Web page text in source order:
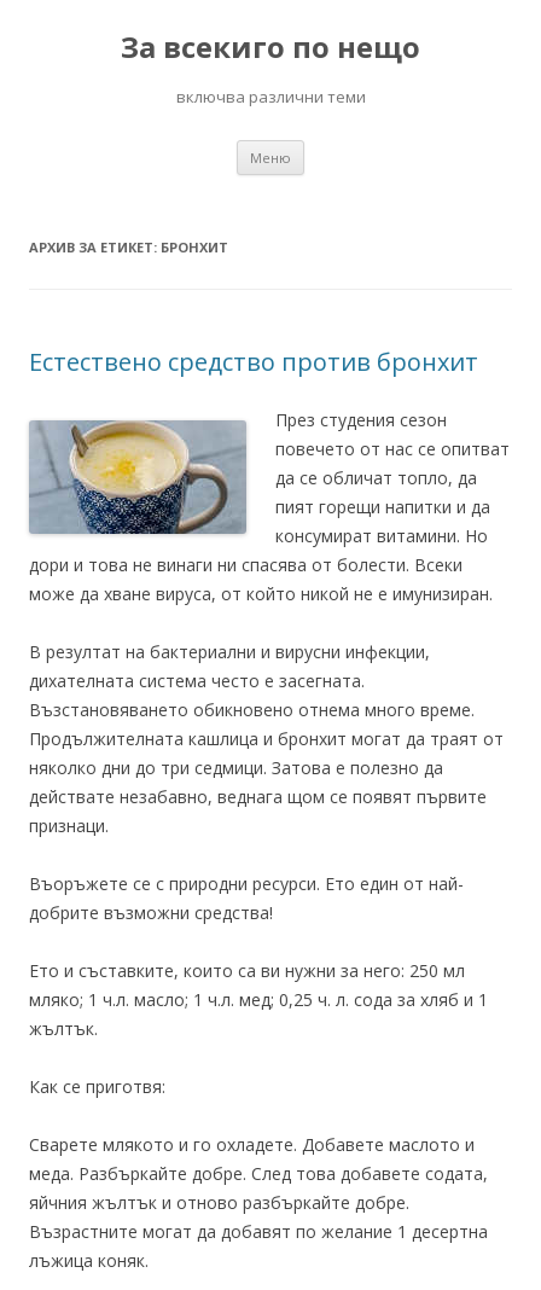
За всекиго по нещо
включва различни теми
Меню
АРХИВ ЗА ЕТИКЕТ: БРОНХИТ
Естествено средство против бронхит
През студения сезон
повечето от нас се опитват
да се обличат топло, да
пият горещи напитки и да
консумират витамини. Но
дори и това не винаги ни спасява от болести. Всеки
може да хване вируса, от който никой не е имунизиран.
В резултат на бактериални и вирусни инфекции,
дихателната система често е засегната.
Възстановяването обикновено отнема много време.
Продължителната кашлица и бронхит могат да траят от
няколко дни до три седмици. Затова е полезно да
действате незабавно, веднага щом се появят първите
признаци.
Въоръжете се с природни ресурси. Ето един от най-
добрите възможни средства!
Ето и съставките, които са ви нужни за него: 250 мл
мляко; 1 ч.л. масло; 1 ч.л. мед; 0,25 ч. л. сода за хляб и 1
жълтък.
Как се приготвя:
Сварете млякото и го охладете. Добавете маслото и
меда. Разбъркайте добре. След това добавете содата,
яйчния жълтък и отново разбъркайте добре.
Възрастните могат да добавят по желание 1 десертна
лъжица коняк.